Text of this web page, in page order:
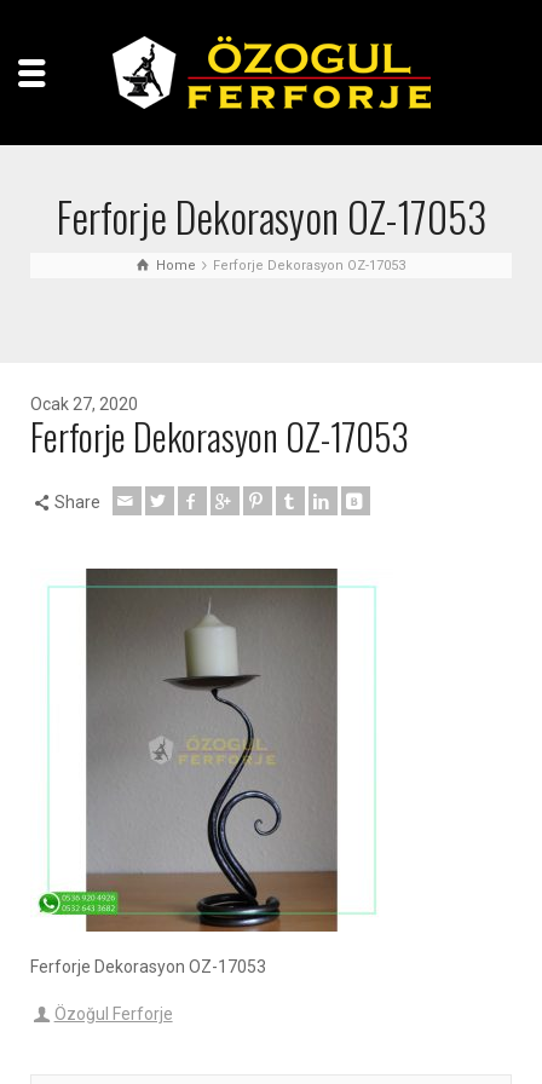
Ferforje Dekorasyon OZ-17053
Home Ferforje Dekorasyon OZ-17053
Ocak 27, 2020
Ferforje Dekorasyon OZ-17053
Share
Ferforje Dekorasyon OZ-17053
Özoğul Ferforje